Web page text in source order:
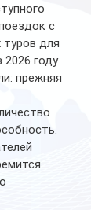
с
для
2026 году
прежняя